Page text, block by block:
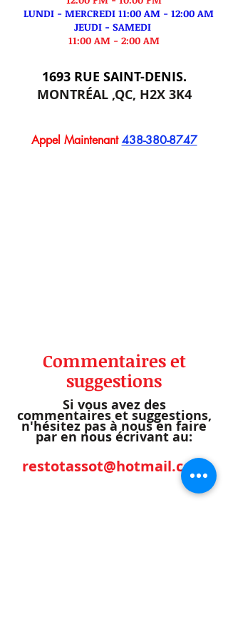
LUNDI - MERCREDI 11:00 AM - 12:00 AM
JEUDI - SAMEDI
11:00 AM - 2:00 AM
1693 RUE SAINT-DENIS.
MONTRÉAL ,QC, H2X 3K4
Appel Maintenant438-380-8747
Commentaires et
suggestions
Si vous avez des
commentaires et suggestions,
n'hésitez pas à nous en faire
par en nous écrivant au:
restotassot@hotmail.com